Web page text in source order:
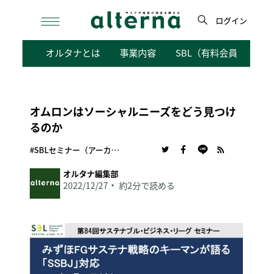
検
ログイン
オルタナとは 事業内容 SBL（有料会員向けサ
オムロンはソーシャルニーズをどう見つけ
るのか
#SBLセミナー（アーカイブ動画）
オルタナ編集部
2022/12/27 約2分で読める